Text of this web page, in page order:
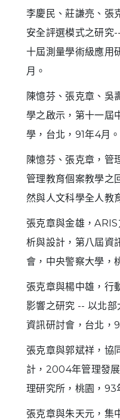
李慶民、莊謙亮、張
安全評選模式之研究
十屆測量學術級應用
月。
陳憶芬、張克章、吳
學之啟示，第十一屆
學，台北，91年4月。
陳憶芬、張克章，管
管理教育個案教學之
然與人文科學全人教
張克章與金雄，
析與設計，第八屆資
會，中央警察大學，
張克章與楊中雄，行
影響之研究 -- 以北
資訊研討會，台北，
張克章與郭斌祥，協
計，2004年管理發
理研究所，桃園，93
張克章與朱天元，集